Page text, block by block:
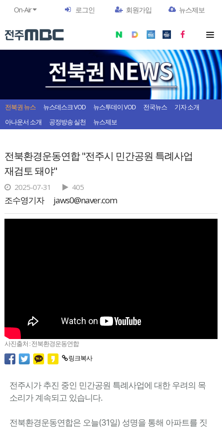
On-Air 로그인 회원가입 뉴스제보
전북권 뉴스 뉴스데스크 VOD 뉴스투데이 VOD 전국뉴스
기자 소개
아나운서 소개
공정방송 실천 뉴스제보
전북환경운동연합 "전주시 민간공원 특례사업
재검토 돼야"
2025-07-31 405
조수영기자 jaws0@naver.com
사진출처 : 전북환경운동연합
링크복사
전주시가 추진 중인 민간공원 특례사업에 대한 우려의 목
소리가 계속되고 있습니다.
전북환경운동연합은 오늘(31일) 성명을 통해 아파트를 짓